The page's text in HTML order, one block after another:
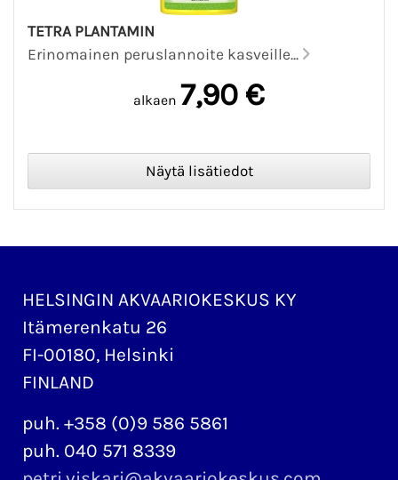
TETRA PLANTAMIN
Erinomainen peruslannoite kasveille...
alkaen 7,90 €
HELSINGIN AKVAARIOKESKUS KY
Itämerenkatu 26
FI-00180, Helsinki
FINLAND
puh. +358 (0)9 586 5861
puh. 040 571 8339